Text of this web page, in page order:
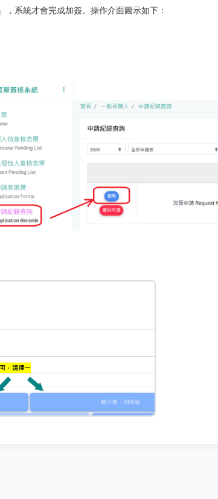
」，系統才會完成加簽。操作介面圖示如下：